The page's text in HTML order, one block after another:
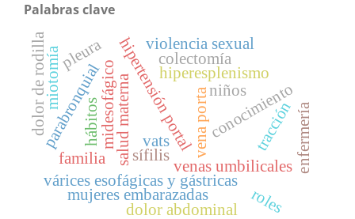
Palabras clave
venas umbilicales
vena porta
hipertensión portalhiperesplenismo
várices esofágicas y gástricas
salud materna conocimiento
mujeres embarazadas
sífilis enfermería
colectomía
midesofágico
parabronquial vats
miotomía
tracción
dolor de rodilla violencia sexual
niños
familia
dolor abdominal
pleura
hábitos
roles